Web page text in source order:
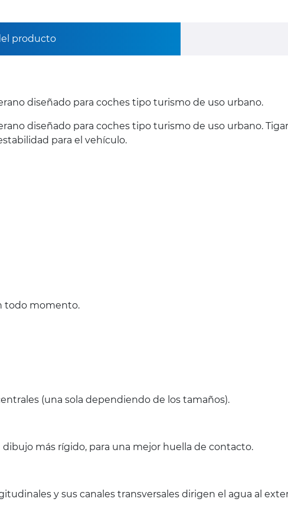
producto
diseñado para coches tipo turismo de uso urbano.
diseñado para coches tipo turismo de uso urbano.
para el vehículo.
todo momento.
(una sola dependiendo de los tamaños).
más rígido, para una mejor huella de contacto.
y sus canales transversales dirigen el agua al